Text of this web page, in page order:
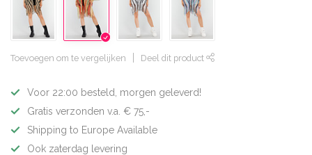
Toevoegen om te vergelijken Deel dit product
Voor 22:00 besteld, morgen geleverd!
Gratis verzonden v.a. € 75,-
Shipping to Europe Available
Ook zaterdag levering